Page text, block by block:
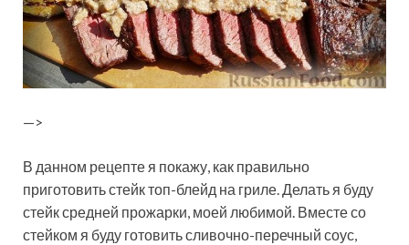
—>
В данном рецепте я покажу, как правильно
приготовить стейк топ-блейд на гриле. Делать я буду
стейк средней прожарки, моей любимой. Вместе со
стейком я буду готовить сливочно-перечный соус,